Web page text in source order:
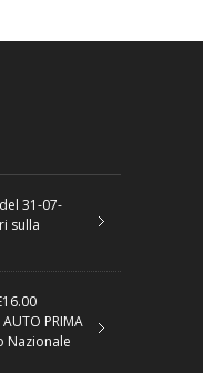
31-07-
sulla
AUTO PRIMA
Nazionale